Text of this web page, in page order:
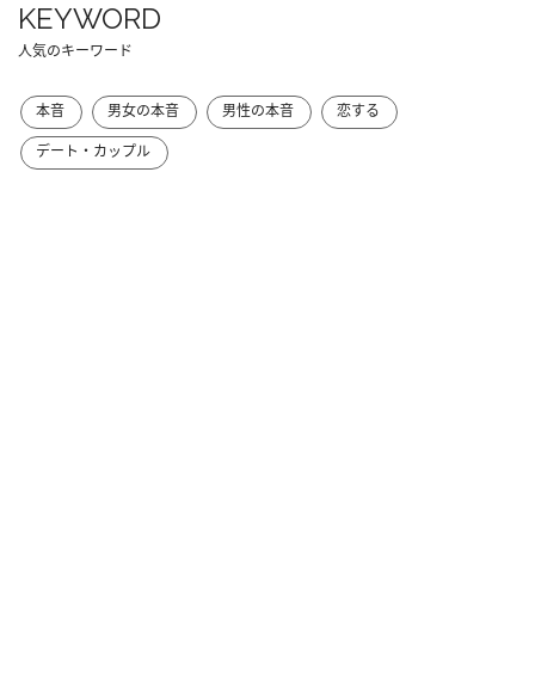
KEYWORD
人気のキーワード
本音 男女の本音 男性の本音
恋する
デート・カップル